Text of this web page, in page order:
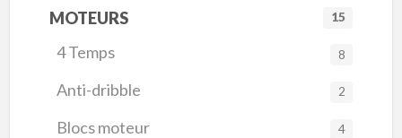
MOTEURS 15
4 Temps 8
Anti-dribble 2
Blocs moteur 4